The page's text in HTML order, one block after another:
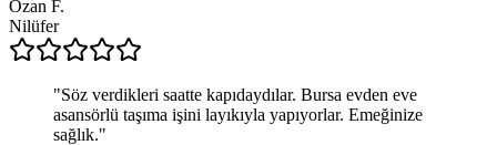
Ozan F.
Nilüfer
"Söz verdikleri saatte kapıdaydılar. Bursa evden eve
asansörlü taşıma işini layıkıyla yapıyorlar. Emeğinize
sağlık."